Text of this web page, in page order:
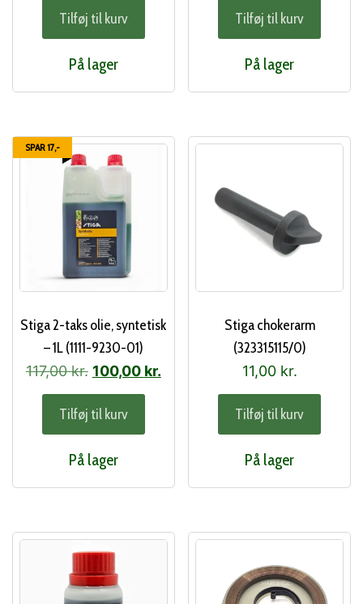
pris
var:
88,00 kr..
Tilføj til kurv
På lager
pris
var:
319,00 kr..
Tilføj til kurv
På lager
SPAR 17,-
Stiga 2-taks olie, syntetisk
– 1L (1111-9230-01)
117,00kr. Den
oprindelige
pris
var:
117,00 kr..
100,00 kr.Den
Tilføj til kurv
På lager
Stiga chokerarm
(323315115/0)
11,00 kr.
Tilføj til kurv
På lager